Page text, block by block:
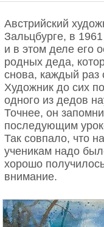
Австрийский
Зальцбурге, в
и в этом деле его
родных деда,
снова, каждый раз
Художник до сих
одного из дедов
Точнее, он
последующим
Так совпало, что
ученикам надо
хорошо
внимание.